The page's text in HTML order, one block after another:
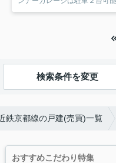
検索条件を変更
鉄京都線の戸建(売買)一覧
おすすめこだわり特集